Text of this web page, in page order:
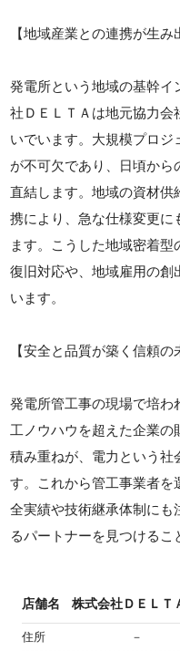
【地域産業との連携が生み
発電所という地域の基幹イ
社ＤＥＬＴＡは地元協力会
いでいます。大規模プロ
が不可欠であり、日頃から
直結します。地域の資材供
携により、急な仕様変更に
ます。こうした地域密着
復旧対応や、地域雇用の創
います。
【安全と品質が築く信頼の
発電所管工事の現場で培
工ノウハウを超えた企業
積み重ねが、電力という社
す。これから管工事業者を
全実績や技術継承体制にも
るパートナーを見つけるこ
店舗名 株式会社ＤＥＬＴ
住所 －